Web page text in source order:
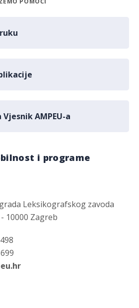
AMPEU-a
i programe
Leksikografskog zavoda
10000 Zagreb